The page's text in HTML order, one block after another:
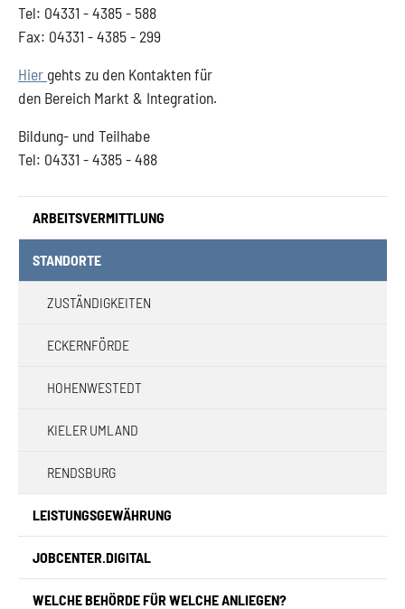
Tel: 04331 - 4385 - 588
Fax: 04331 - 4385 - 299
Hier gehts zu den Kontakten für
den Bereich Markt & Integration.
Bildung- und Teilhabe
Tel: 04331 - 4385 - 488
ARBEITSVERMITTLUNG
STANDORTE(CURRENT)
ZUSTÄNDIGKEITEN
ECKERNFÖRDE
HOHENWESTEDT
KIELER UMLAND
RENDSBURG
LEISTUNGSGEWÄHRUNG
JOBCENTER.DIGITAL
WELCHE BEHÖRDE FÜR WELCHE ANLIEGEN?